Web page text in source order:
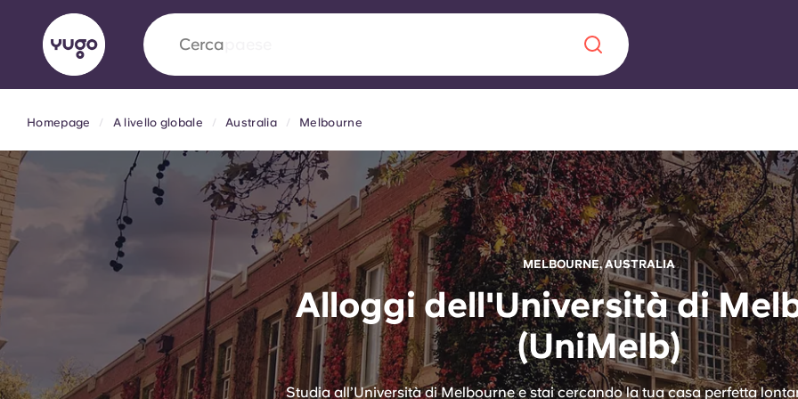
Cerca
Chi siamoSediAltro
Yugo VCARB: Verso una nuova era nel
settore Alloggi per Studenti
La partnership pionieristica Yugocon VCARB alimenta
l'innovazione, l'ambizione e momenti indimenticabili per gli
studenti.
Chi siamo
Domande
Blog
English (GB) English (US)
Portuguese
Homepage A livello globale Australia Melbourne
MELBOURNE, AUSTRALIA
Alloggi dell'Università di
(UniMelb)
Studia all’Università di Melbourne e stai cercando la tua casa perfetta